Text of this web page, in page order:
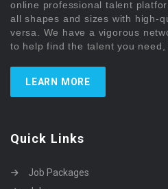
online professional talent
all shapes and sizes with high-
versa. We have a vigorous
to help find the talent you need,
LEARN MORE
Quick Links
Job Packages